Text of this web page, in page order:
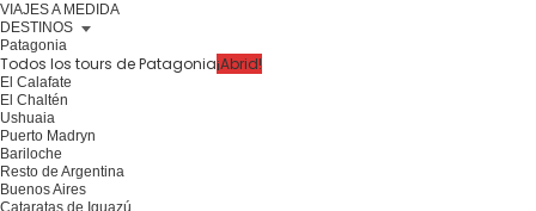
VIAJES A MEDIDA
DESTINOS
Patagonia
Todos los tours de Patagonia¡Abrid!
El Calafate
El Chaltén
Ushuaia
Puerto Madryn
Bariloche
Resto de Argentina
Buenos Aires
Cataratas de Iguazú